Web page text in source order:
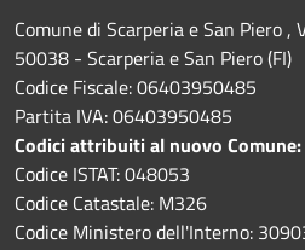
Comune di Scarperia e San Piero ,
50038 - Scarperia e San Piero (FI)
Codice Fiscale: 06403950485
Partita IVA: 06403950485
Codici attribuiti al nuovo Comune:
Codice ISTAT: 048053
Codice Catastale: M326
Codice Ministero dell'Interno: